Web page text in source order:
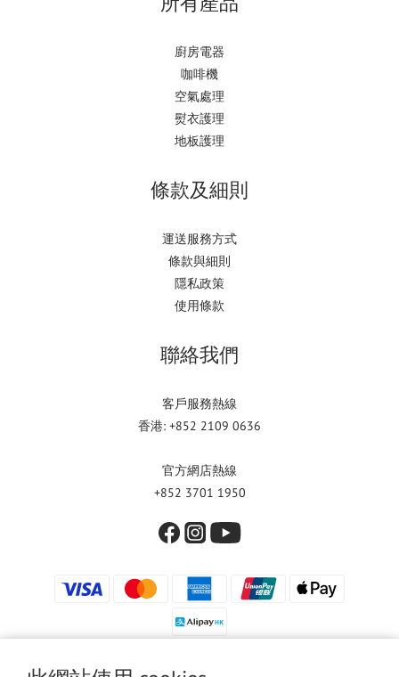
廚房電器
咖啡機
空氣處理
熨衣護理
地板護理
條款及細則
運送服務方式
條款與細則
隱私政策
使用條款
聯絡我們
客戶服務熱線
香港: +852 2109 0636
官方網店熱線
+852 3701 1950